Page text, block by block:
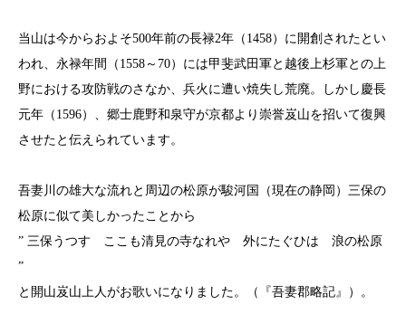
当山は今からおよそ500年前の長禄2年（1458）に開創されたとい
われ、永禄年間（1558～70）には甲斐武田軍と越後上杉軍との上
野における攻防戦のさなか、兵火に遭い焼失し荒廃。しかし慶長
元年（1596）、郷士鹿野和泉守が京都より崇誉岌山を招いて復興
させたと伝えられています。
吾妻川の雄大な流れと周辺の松原が駿河国（現在の静岡）三保の
松原に似て美しかったことから
” 三保うつす ここも清見の寺なれや 外にたぐひは 浪の松原
”
と開山岌山上人がお歌いになりました。（『吾妻郡略記』）。